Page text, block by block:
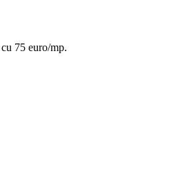
75 euro/mp.